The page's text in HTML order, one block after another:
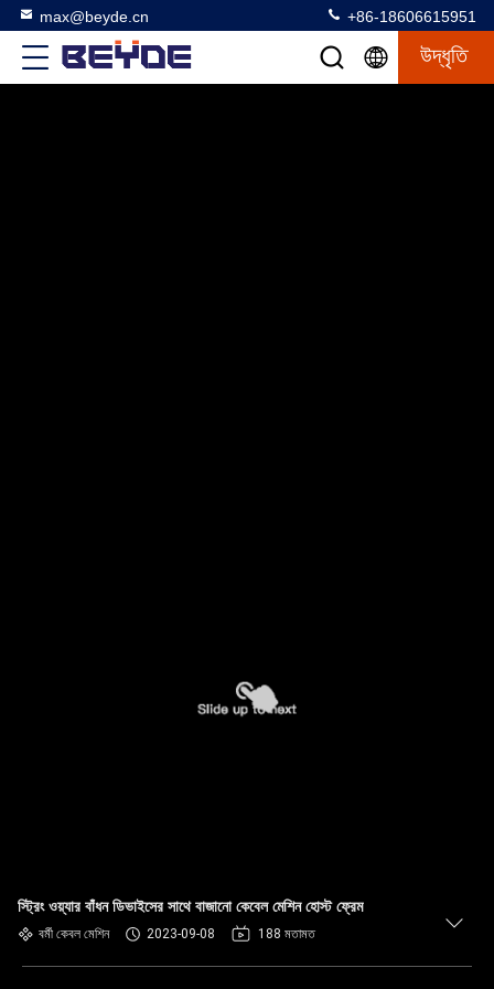
max@beyde.cn +86-18606615951
উদ্ধৃতি
স্ট্রিং ওয়্যার বাঁধন ডিভাইসের সাথে বাজানো কেবেল মেশিন হোস্ট ফ্রেম
বর্মী কেবল মেশিন 2023-09-08 188 মতামত